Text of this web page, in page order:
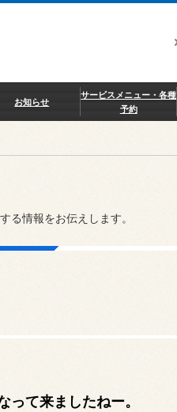
お知らせ
サービスメニュー・各種
予約
る情報をお伝えします。
って来ましたねー。